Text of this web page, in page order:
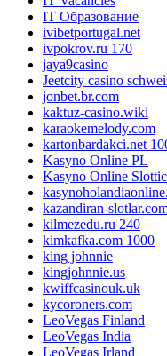
IT Образование
ivibetportugal.net
ivpokrov.ru 170
jaya9casino
Jeetcity casino
jonbet.br.com
kaktuz-casino.wiki
karaokemelody.com
kartonbardakci.net
Kasyno Online PL
Kasyno Online
kazandiran-
kilmezedu.ru 240
kimkafka.com 1000
king johnnie
kingjohnnie.us
kwiffcasinouk.uk
kycoroners.com
LeoVegas Finland
LeoVegas India
LeoVegas Irland